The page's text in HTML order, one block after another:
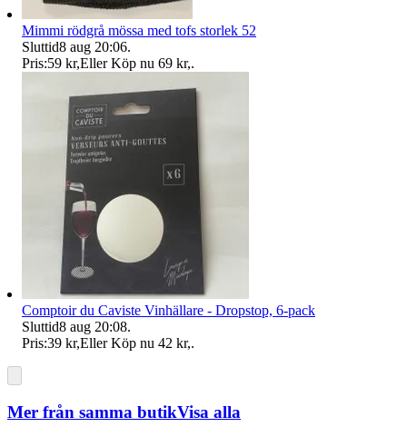
Mimmi rödgrå mössa med tofs storlek 52
Sluttid8 aug 20:06.
Pris:59 kr,Eller Köp nu 69 kr,.
Comptoir du Caviste Vinhällare - Dropstop, 6-pack
Sluttid8 aug 20:08.
Pris:39 kr,Eller Köp nu 42 kr,.
Mer från samma butikVisa alla